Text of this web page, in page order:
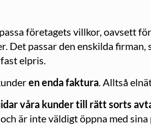
företagets villkor, oavsett
Det passar den enskilda firman,
elpris.
en enda faktura. Alltså
våra kunder till rätt sorts
är inte väldigt öppna med